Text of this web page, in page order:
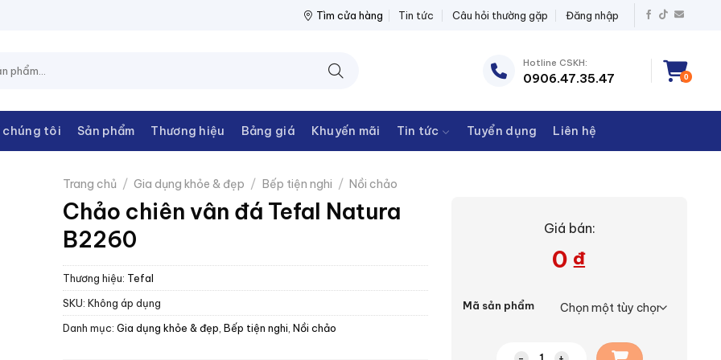
CHÂU NPP THIẾT BỊ ĐIỆN THANH CHÂU
Tìm cửa hàng Tin tức Câu hỏi thường gặp Đăng nhập
Hotline CSKH:
0906.47.35.47 0
chúng tôi Sản phẩm Thương hiệu Bảng giá Khuyến mãi Tin tức Tuyển dụng Liên hệ
Trang chủ / Gia dụng khỏe & đẹp / Bếp tiện nghi / Nồi chảo
Chảo chiên vân đá Tefal Natura
B2260
Thương hiệu: Tefal
SKU: Không áp dụng
Danh mục: Gia dụng khỏe & đẹp Bếp tiện nghi Nồi chảo
Giá bán:
0 ₫
Mã sản phẩm